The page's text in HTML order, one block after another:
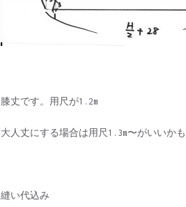
膝丈です。用尺が1.2m
大人丈にする場合は用尺1.3m〜がいいか
縫い代込み